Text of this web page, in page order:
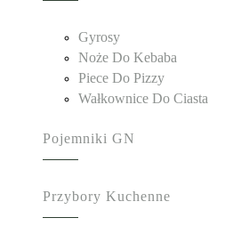
Gyrosy
Noże Do Kebaba
Piece Do Pizzy
Wałkownice Do Ciasta
Pojemniki GN
Przybory Kuchenne